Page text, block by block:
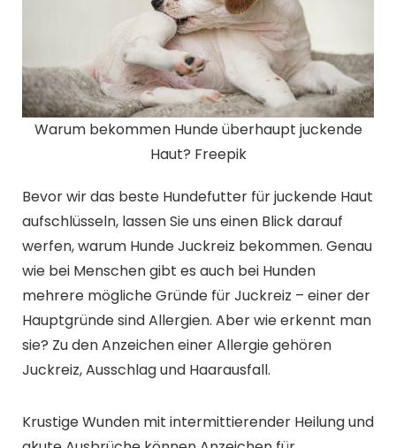
Warum bekommen Hunde überhaupt juckende
Haut? Freepik
Bevor wir das beste Hundefutter für juckende Haut
aufschlüsseln, lassen Sie uns einen Blick darauf
werfen, warum Hunde Juckreiz bekommen. Genau
wie bei Menschen gibt es auch bei Hunden
mehrere mögliche Gründe für Juckreiz – einer der
Hauptgründe sind Allergien. Aber wie erkennt man
sie? Zu den Anzeichen einer Allergie gehören
Juckreiz, Ausschlag und Haarausfall.
Krustige Wunden mit intermittierender Heilung und